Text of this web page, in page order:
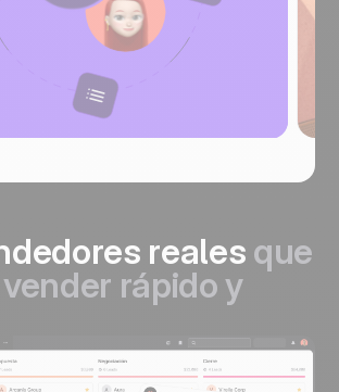
reales que
rápido y